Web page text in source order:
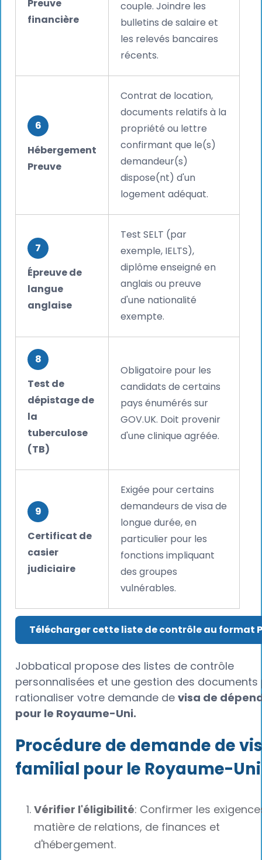
Preuve
financière
couple. Joindre les
bulletins de salaire et
les relevés bancaires
récents.
6
Hébergement
Preuve
Contrat de location,
documents relatifs à la
propriété ou lettre
confirmant que le(s)
demandeur(s)
dispose(nt) d'un
logement adéquat.
7
Épreuve de
langue
anglaise
Test SELT (par
exemple, IELTS),
diplôme enseigné en
anglais ou preuve
d'une nationalité
exempte.
8
Test de
dépistage de
la
tuberculose
(TB)
Obligatoire pour les
candidats de certains
pays énumérés sur
GOV.UK. Doit provenir
d'une clinique agréée.
9
Certificat de
casier
judiciaire
Exigée pour certains
demandeurs de visa de
longue durée, en
particulier pour les
fonctions impliquant
des groupes
vulnérables.
Télécharger cette liste de contrôle au format
Jobbatical propose des listes de contrôle
personnalisées et une gestion des documents
rationaliser votre demande de visa de
pour le Royaume-Uni.
Procédure de demande de
familial pour le Royaume-Uni
Vérifier l'éligibilité: Confirmer les
matière de relations, de finances et
d'hébergement.